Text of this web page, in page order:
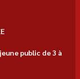
public de 3 à